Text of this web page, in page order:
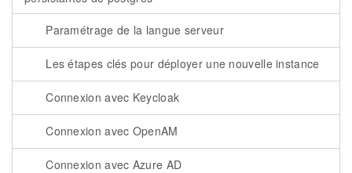
Paramétrage de la langue serveur
Les étapes clés pour déployer une nouvelle instance
Connexion avec Keycloak
Connexion avec OpenAM
Connexion avec Azure AD